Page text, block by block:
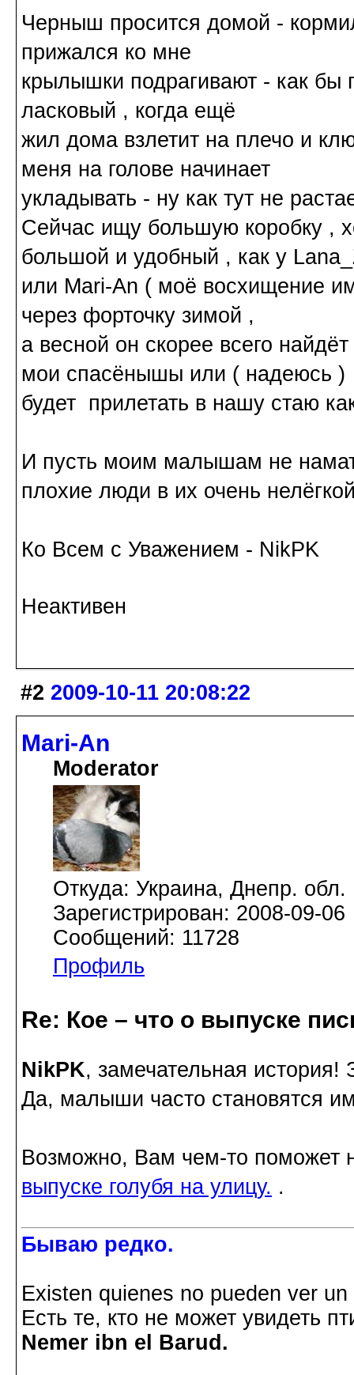
Черныш просится домой -
прижался ко мне
крылышки подрагивают - как бы
ласковый , когда ещё
жил дома взлетит на плечо и
меня на голове начинает
укладывать - ну как тут не
Сейчас ищу большую коробку ,
большой и удобный , как у
или Mari-An ( моё восхищение
через форточку зимой ,
а весной он скорее всего
мои спасёнышы или ( надеюсь )
будет прилетать в нашу стаю
И пусть моим малышам не
плохие люди в их очень
Ко Всем с Уважением - NikPK
Неактивен
#2 2009-10-11 20:08:22
Mari-An
Moderator
Откуда: Украина, Днепр. обл.
Зарегистрирован: 2008-09-06
Сообщений: 11728
Профиль
Re: Кое – что о выпуске
NikPK, замечательная
Да, малыши часто становятся
Возможно, Вам чем-то поможет
выпуске голубя на улицу. .
Бываю редко.
Existen quienes no pueden ver
Есть те, кто не может увидеть
Nemer ibn el Barud.